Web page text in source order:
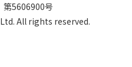
5606900号
Ltd. All rights reserved.